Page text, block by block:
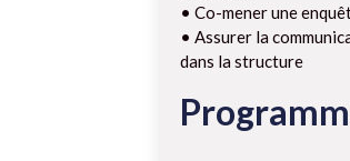
• Co-mener une
• Assurer la
dans la structure